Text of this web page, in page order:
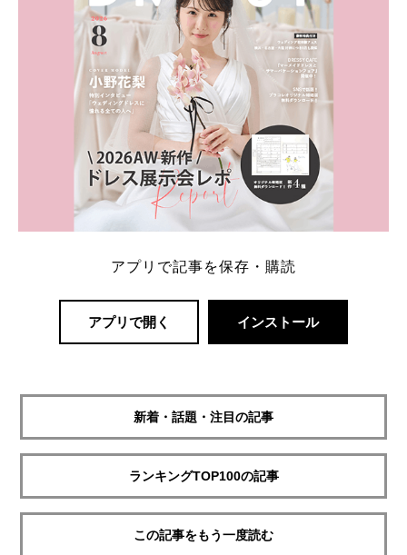
アプリで記事を保存・購読
アプリで開く インストール
新着・話題・注目の記事
ランキングTOP100の記事
この記事をもう一度読む